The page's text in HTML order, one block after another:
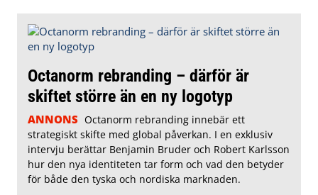
Octanorm rebranding – därför är
skiftet större än en ny logotyp
ANNONS Octanorm rebranding innebär ett
strategiskt skifte med global påverkan. I en exklusiv
intervju berättar Benjamin Bruder och Robert Karlsson
hur den nya identiteten tar form och vad den betyder
för både den tyska och nordiska marknaden.